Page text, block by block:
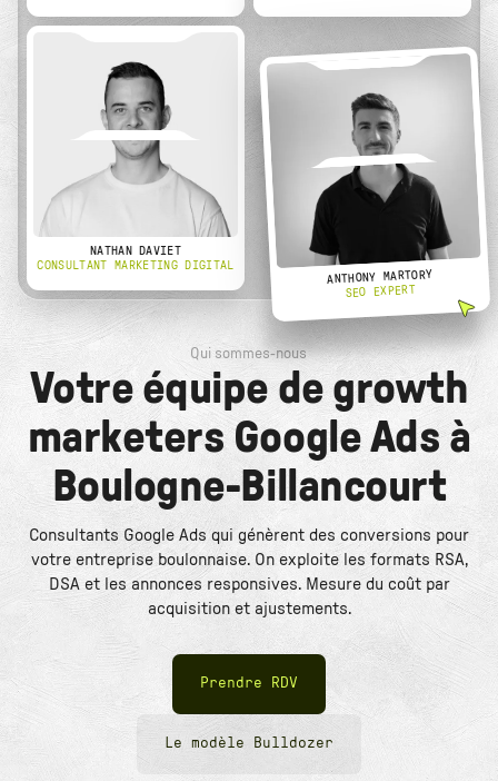
NATHAN DAVIET
CONSULTANT MARKETING DIGITAL
ANTHONY MARTORY
SEO EXPERT
Qui sommes-nous
Votre équipe de growth
marketers Google Ads à
Boulogne-Billancourt
Consultants Google Ads qui génèrent des conversions pour
votre entreprise boulonnaise. On exploite les formats RSA,
DSA et les annonces responsives. Mesure du coût par
acquisition et ajustements.
Prendre RDV
Le modèle Bulldozer